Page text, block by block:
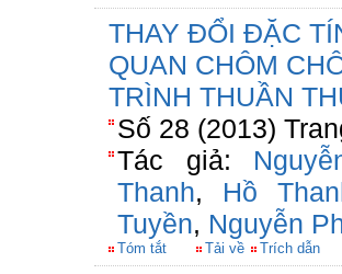
THAY ĐỔI ĐẶC
QUAN CHÔM
TRÌNH THUẦN
Số 28 (2013)
Tác giả:
Thanh, Hồ
Tuyền, Nguyễn
Tóm tắt Tải về Trích dẫn